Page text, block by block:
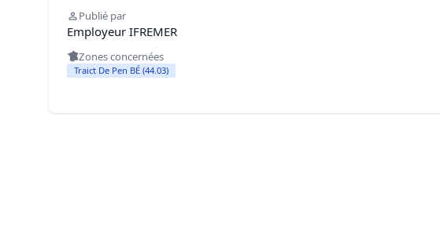
Publié par
Employeur IFREMER
Zones concernées
Traict De Pen BÉ (44.03)